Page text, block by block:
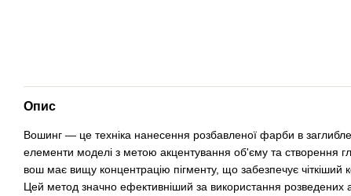
Опис
Вошинг — це техніка нанесення розбавленої фарби в
елементи моделі з метою акцентування об'єму та створення
вош має вищу концентрацію пігменту, що забезпечує чіткіший
Цей метод значно ефективніший за використання